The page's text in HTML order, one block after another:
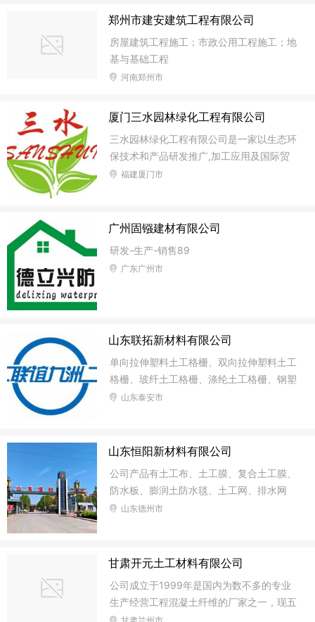
郑州市建安建筑工程有限公司
房屋建筑工程施工；市政公用工程施工；地
基与基础工程
河南郑州市
厦门三水园林绿化工程有限公司
三水园林绿化工程有限公司是一家以生态环
保技术和产品研发推广,加工应用及国际贸
易为一体的股份制企业,主要以边坡绿化材
铁路、水利、市政、矿区的边坡生态防护建
牙根、白三叶、宽叶草、黑麦草、百喜草、
高羊茅、早熟禾、弯叶画眉草、假俭草、糖
哥玉米、杂交酸模－－鲁梅克斯、紫花苜
蓿、
福建厦门市
广州固镪建材有限公司
研发-生产-销售89
广东广州市
山东联拓新材料有限公司
单向拉伸塑料土工格栅、双向拉伸塑料土工
格栅、玻纤土工格栅、涤纶土工格栅、钢塑
土工格栅、土工布、复合土工膜
山东泰安市
山东恒阳新材料有限公司
公司产品有土工布、土工膜、复合土工膜、
防水板、膨润土防水毯、土工网、排水网
等。产品价格合理，售后服务完善。本公司
以及堤坝建设等。
山东德州市
甘肃开元土工材料有限公司
公司成立于1999年是国内为数不多的专业
生产经营工程混凝土纤维的厂家之一，现五
家联营公司坐落中国大江南北,拥有优异的